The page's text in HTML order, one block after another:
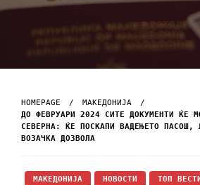
HOMEPAGE
МАКЕДОНИЈА
ДО ФЕВРУАРИ 2024 СИТЕ ДОКУМЕНТИ ЌЕ
СЕВЕРНА: ЌЕ ПОСКАПИ ВАДЕЊЕТО ПАСОШ,
ВОЗАЧКА ДОЗВОЛА
МАКЕДОНИЈА НОВОСТИ ТОП ВЕСТИ